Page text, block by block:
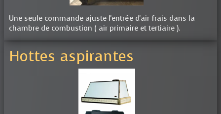
Une seule commande ajuste l'entrée d'air frais dans la
chambre de combustion ( air primaire et tertiaire ).
Hottes aspirantes